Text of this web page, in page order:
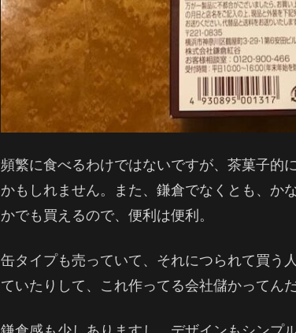
頻繁に食べるわけではないですが、茶菓子的
かもしれません。また、鎌倉でなくとも、か
かでも買えるので、便利は便利。
缶タイプも売っていて、それにつられて買う
ていたりして、これ作ってる会社儲かってん